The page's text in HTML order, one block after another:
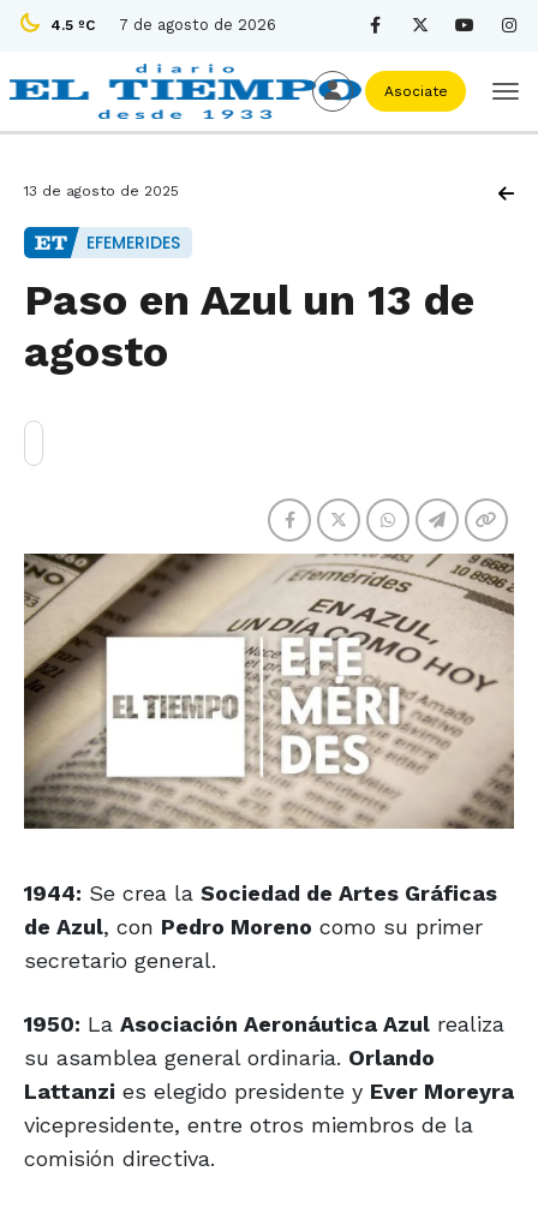
4.5 ºC 7 de agosto de 2026
Asociate
13 de agosto de 2025
EFEMERIDES
Paso en Azul un 13 de
agosto
1944: Se crea la Sociedad de Artes Gráficas
de Azul, con Pedro Moreno como su primer
secretario general.
1950: La Asociación Aeronáutica Azul realiza
su asamblea general ordinaria. Orlando
Lattanzi es elegido presidente y Ever Moreyra
vicepresidente, entre otros miembros de la
comisión directiva.